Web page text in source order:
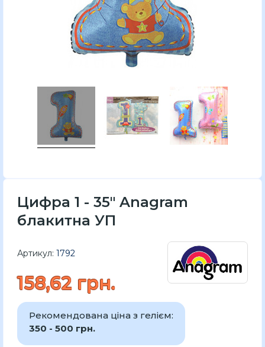
Цифра 1 - 35" Anagram
блакитна УП
Артикул: 1792
158,62 грн.
Рекомендована ціна з гелієм:
350 - 500 грн.